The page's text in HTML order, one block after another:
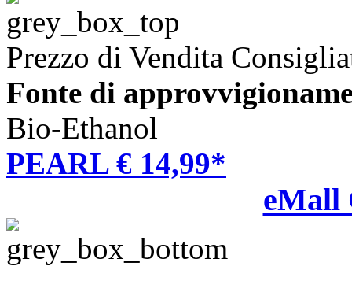
Prezzo di Vendita
Fonte di
Bio-Ethanol
PEARL € 14,99*
eMall